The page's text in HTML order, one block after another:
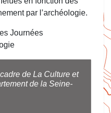
par l’archéologie.
Journées
de La Culture et
de la Seine-